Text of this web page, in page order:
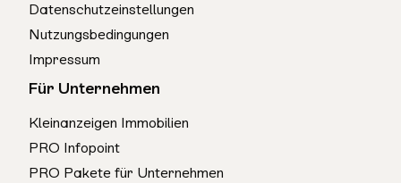
Datenschutzeinstellungen
Nutzungsbedingungen
Impressum
Für Unternehmen
Kleinanzeigen Immobilien
PRO Infopoint
PRO Pakete für Unternehmen